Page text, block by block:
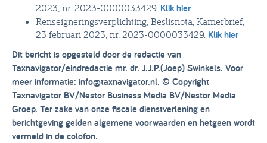
2023, nr. 2023-0000033429. Klik hier
Renseigneringsverplichting, Beslisnota, Kamerbrief,
23 februari 2023, nr. 2023-0000033429. Klik hier
Dit bericht is opgesteld door de redactie van
Taxnavigator/eindredactie mr. dr. J.J.P.(Joep) Swinkels. Voor
meer informatie: info@taxnavigator.nl. © Copyright
Taxnavigator BV/Nestor Business Media BV/Nestor Media
Groep. Ter zake van onze fiscale dienstverlening en
berichtgeving gelden algemene voorwaarden en hetgeen wordt
vermeld in de colofon.